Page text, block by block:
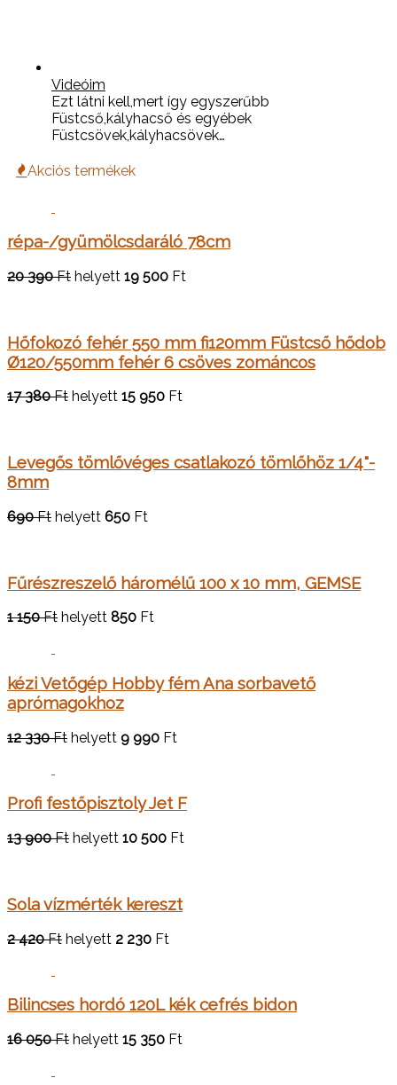
Videóim
Ezt látni kell,mert így egyszerűbb
Füstcső,kályhacső és egyébek
Füstcsövek,kályhacsövek…
Akciós termékek
répa-/gyümölcsdaráló 78cm
20 390 Ft helyett 19 500 Ft
Hőfokozó fehér 550 mm fi120mm Füstcső hődob
Ø120/550mm fehér 6 csöves zománcos
17 380 Ft helyett 15 950 Ft
Levegős tömlővéges csatlakozó tömlőhöz 1/4"-
8mm
690 Ft helyett 650 Ft
Fűrészreszelő háromélű 100 x 10 mm, GEMSE
1 150 Ft helyett 850 Ft
kézi Vetőgép Hobby fém Ana sorbavető
aprómagokhoz
12 330 Ft helyett 9 990 Ft
Profi festőpisztoly Jet F
13 900 Ft helyett 10 500 Ft
Sola vízmérték kereszt
2 420 Ft helyett 2 230 Ft
Bilincses hordó 120L kék cefrés bidon
16 050 Ft helyett 15 350 Ft